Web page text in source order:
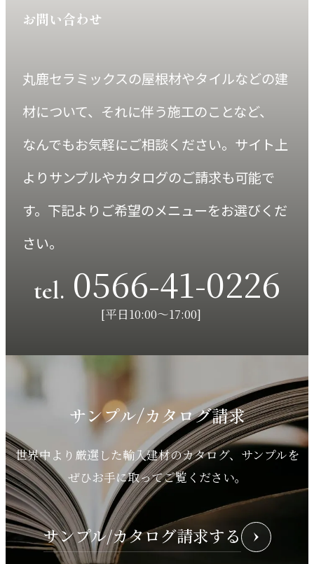
お問い合わせ
丸鹿セラミックスの屋根材やタイルなどの建
材について、それに伴う施工のことなど、
なんでもお気軽にご相談ください。サイト上
よりサンプルやカタログのご請求も可能で
す。 下記よりご希望のメニューをお選びくだ
さい。
tel. 0566-41-0226
[平日10:00～17:00]
サンプル/カタログ請求
世界中より厳選した輸入建材のカタログ、サンプルを
ぜひお手に取ってご覧ください。
サンプル/カタログ請求する